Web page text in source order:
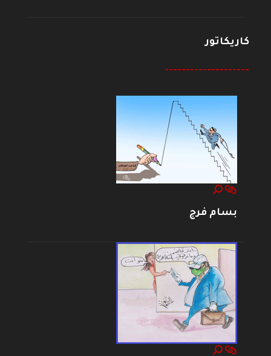
كاريكاتور
--------------------
بسام فرج